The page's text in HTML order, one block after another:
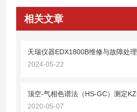
相关文章
天瑞仪器EDX1800B维修与故障处理
2024-05-22
2020-05-07